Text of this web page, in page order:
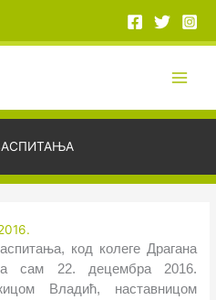
код колеге Драгана
сам 22. децембра 2016.
Владић, наставницом